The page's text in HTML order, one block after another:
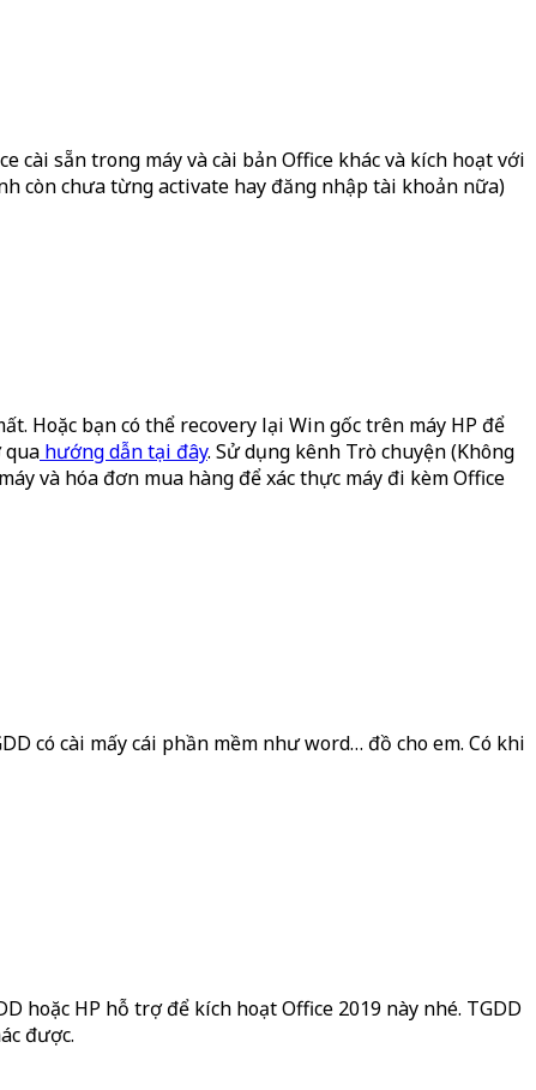
cài sẵn trong máy và cài bản Office khác và kích hoạt với
còn chưa từng activate hay đăng nhập tài khoản nữa)
Hoặc bạn có thể recovery lại Win gốc trên máy HP để
qua hướng dẫn tại đây. Sử dụng kênh Trò chuyện (Không
và hóa đơn mua hàng để xác thực máy đi kèm Office
có cài mấy cái phần mềm như word… đồ cho em. Có khi
hoặc HP hỗ trợ để kích hoạt Office 2019 này nhé. TGDD
được.